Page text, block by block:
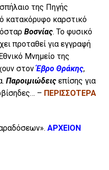
της Πηγής
κατακόρυφο καρστικό
Βοσνίας. Το φυσικό
προταθεί για εγγραφή
Μνημείο της
στονΈβρο Θράκης,
Παροιμιώδεις επίσης για
– ΠΕΡΙΣΣΟΤΕΡΑ
ΑΡΧΕΙΟΝ